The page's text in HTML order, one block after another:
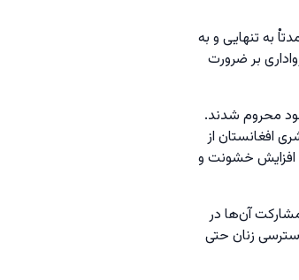
به تنهایی و به
بر ضرورت
خود محروم شدند.
افغانستان از
افزایش خشونت و
مشارکت آن‌ها در
زنان حتی